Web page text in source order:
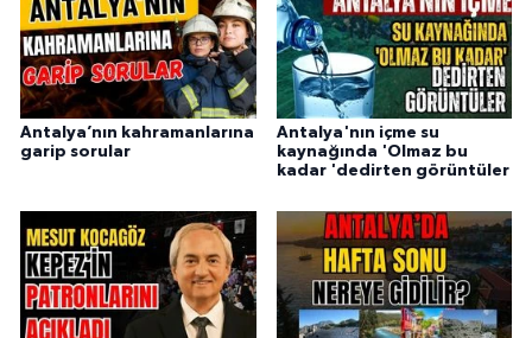
Antalya’nın kahramanlarına
garip sorular
Antalya'nın içme su
kaynağında 'Olmaz bu
kadar 'dedirten görüntüler